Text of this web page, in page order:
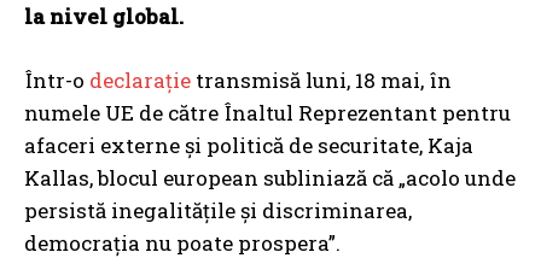
la nivel global.
Într-o declarație transmisă luni, 18 mai, în
numele UE de către Înaltul Reprezentant pentru
afaceri externe și politică de securitate, Kaja
Kallas, blocul european subliniază că „acolo unde
persistă inegalitățile și discriminarea,
democrația nu poate prospera”.